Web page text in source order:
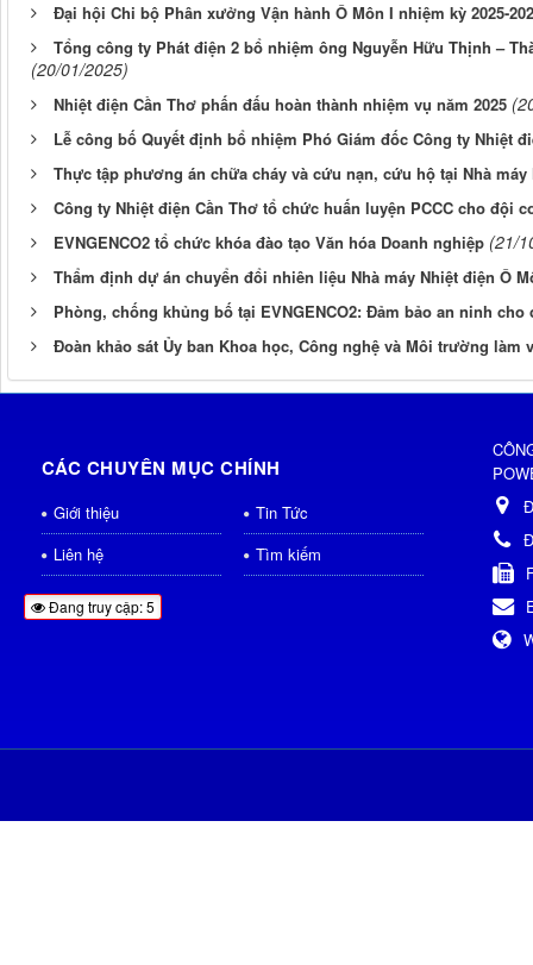
Đại hội Chi bộ Phân xưởng Vận hành Ô Môn I nhiệm kỳ 2025-
Tổng công ty Phát điện 2 bổ nhiệm ông Nguyễn Hữu Thịnh –
(20/01/2025)
Nhiệt điện Cần Thơ phấn đấu hoàn thành nhiệm vụ năm 2025
Lễ công bố Quyết định bổ nhiệm Phó Giám đốc Công ty Nhiệt
Thực tập phương án chữa cháy và cứu nạn, cứu hộ tại Nhà máy
Công ty Nhiệt điện Cần Thơ tổ chức huấn luyện PCCC cho đội
EVNGENCO2 tổ chức khóa đào tạo Văn hóa Doanh nghiệp (21/
Thẩm định dự án chuyển đổi nhiên liệu Nhà máy Nhiệt điện Ô
Phòng, chống khủng bố tại EVNGENCO2: Đảm bảo an ninh
Đoàn khảo sát Ủy ban Khoa học, Công nghệ và Môi trường làm
CÁC CHUYÊN MỤC CHÍNH
Giới thiệu
Tin Tức
Liên hệ
Tìm kiếm
Đang truy cập: 5